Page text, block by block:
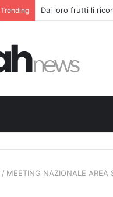
Trending Dai loro frutti li
/ MEETING NAZIONALE AREA